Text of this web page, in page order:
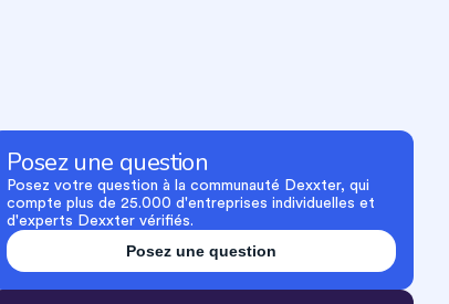
Posez une question
Posez votre question à la communauté Dexxter, qui
compte plus de 25.000 d'entreprises individuelles et
d'experts Dexxter vérifiés.
Posez une question